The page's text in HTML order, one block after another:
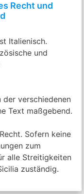
Recht und
Italienisch.
und
der verschiedenen
Text maßgebend.
Sofern keine
zum
alle Streitigkeiten
zuständig.